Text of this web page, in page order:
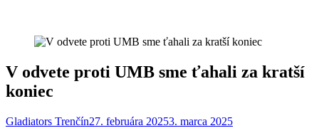
V odvete proti UMB sme ťahali za kratší
koniec
Gladiators Trenčín27. februára 20253. marca 2025